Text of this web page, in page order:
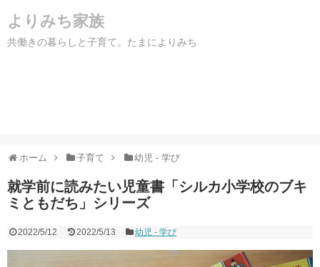
よりみち家族
共働きの暮らしと子育て。たまによりみち
ホーム 子育て 幼児 - 学び
就学前に読みたい児童書「シルカ小学校のブキ
ミともだち」シリーズ
2022/5/12 2022/5/13 幼児 - 学び